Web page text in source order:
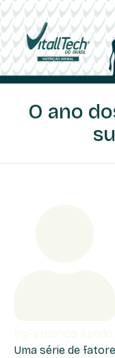
O ano
Uma série de